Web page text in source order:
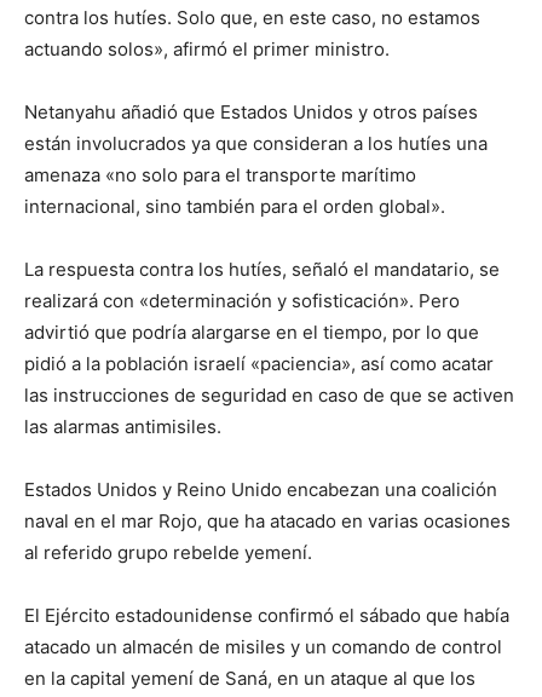
contra los hutíes. Solo que, en este caso, no estamos
actuando solos», afirmó el primer ministro.
Netanyahu añadió que Estados Unidos y otros países
están involucrados ya que consideran a los hutíes una
amenaza «no solo para el transporte marítimo
internacional, sino también para el orden global».
La respuesta contra los hutíes, señaló el mandatario, se
realizará con «determinación y sofisticación». Pero
advirtió que podría alargarse en el tiempo, por lo que
pidió a la población israelí «paciencia», así como acatar
las instrucciones de seguridad en caso de que se activen
las alarmas antimisiles.
Estados Unidos y Reino Unido encabezan una coalición
naval en el mar Rojo, que ha atacado en varias ocasiones
al referido grupo rebelde yemení.
El Ejército estadounidense confirmó el sábado que había
atacado un almacén de misiles y un comando de control
en la capital yemení de Saná, en un ataque al que los